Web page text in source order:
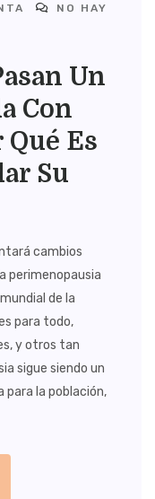
NO HAY
Un
Con
Es
Su
cambios
perimenopausia
de la
para todo,
y otros tan
sigue siendo un
para la población,